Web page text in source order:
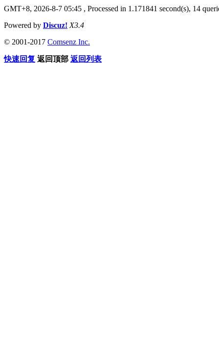
GMT+8, 2026-8-7 05:45 , Processed in 1.171841 second(s), 14
Powered by Discuz! X3.4
© 2001-2017 Comsenz Inc.
快速回复 返回顶部 返回列表